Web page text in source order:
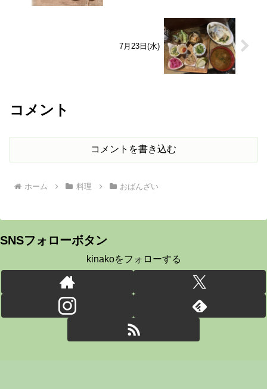
7月23日(水)
コメント
コメントを書き込む
ホーム 料理 おばんざい
SNSフォローボタン
kinakoをフォローする